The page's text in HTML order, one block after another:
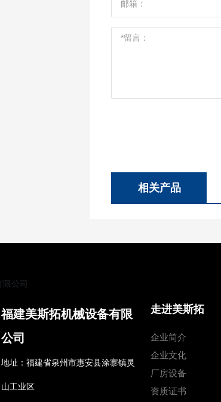
相关产品
福建美斯拓机械设备有限
公司
地址：福建省泉州市惠安县涂寨镇灵
山工业区
走进美斯拓
企业简介
企业文化
厂房设备
资质证书